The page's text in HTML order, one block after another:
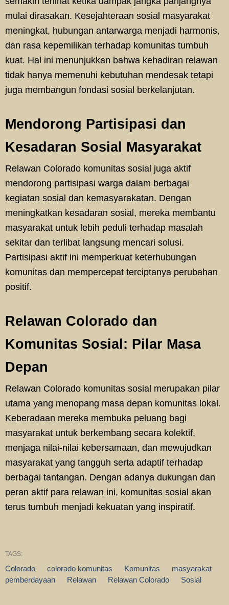
mulai dirasakan. Kesejahteraan sosial masyarakat
meningkat, hubungan antarwarga menjadi harmonis,
dan rasa kepemilikan terhadap komunitas tumbuh
kuat. Hal ini menunjukkan bahwa kehadiran relawan
tidak hanya memenuhi kebutuhan mendesak tetapi
juga membangun fondasi sosial berkelanjutan.
Mendorong Partisipasi dan
Kesadaran Sosial Masyarakat
Relawan Colorado komunitas sosial juga aktif
mendorong partisipasi warga dalam berbagai
kegiatan sosial dan kemasyarakatan. Dengan
meningkatkan kesadaran sosial, mereka membantu
masyarakat untuk lebih peduli terhadap masalah
sekitar dan terlibat langsung mencari solusi.
Partisipasi aktif ini memperkuat keterhubungan
komunitas dan mempercepat terciptanya perubahan
positif.
Relawan Colorado dan
Komunitas Sosial: Pilar Masa
Depan
Relawan Colorado komunitas sosial merupakan pilar
utama yang menopang masa depan komunitas lokal.
Keberadaan mereka membuka peluang bagi
masyarakat untuk berkembang secara kolektif,
menjaga nilai-nilai kebersamaan, dan mewujudkan
masyarakat yang tangguh serta adaptif terhadap
berbagai tantangan. Dengan adanya dukungan dan
peran aktif para relawan ini, komunitas sosial akan
terus tumbuh menjadi kekuatan yang inspiratif.
TAGS:
Colorado colorado komunitas Komunitas
masyarakat
pemberdayaan
Relawan Relawan Colorado Sosial